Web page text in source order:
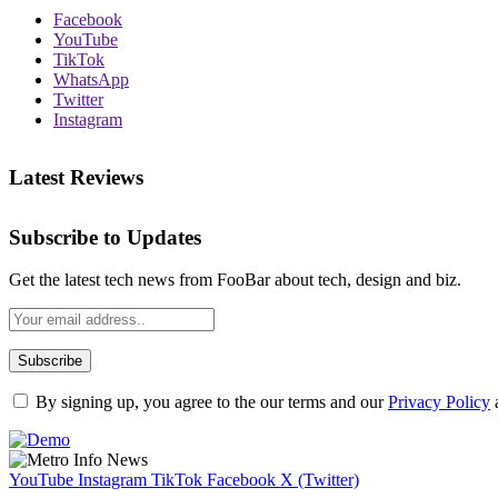
Facebook
YouTube
TikTok
WhatsApp
Twitter
Instagram
Latest Reviews
Subscribe to Updates
Get the latest tech news from FooBar about tech, design and biz.
By signing up, you agree to the our terms and ourPrivacy Policy
YouTube Instagram TikTok Facebook X (Twitter)